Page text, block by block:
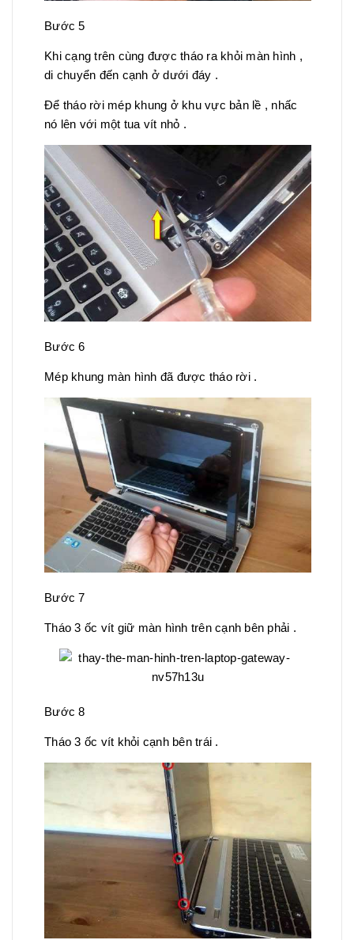
Bước 5
Khi cạng trên cùng được tháo ra khỏi màn hình ,
di chuyển đến cạnh ở dưới đáy .
Để tháo rời mép khung ở khu vực bản lề , nhấc
nó lên với một tua vít nhỏ .
Bước 6
Mép khung màn hình đã được tháo rời .
Bước 7
Tháo 3 ốc vít giữ màn hình trên cạnh bên phải .
Bước 8
Tháo 3 ốc vít khỏi cạnh bên trái .